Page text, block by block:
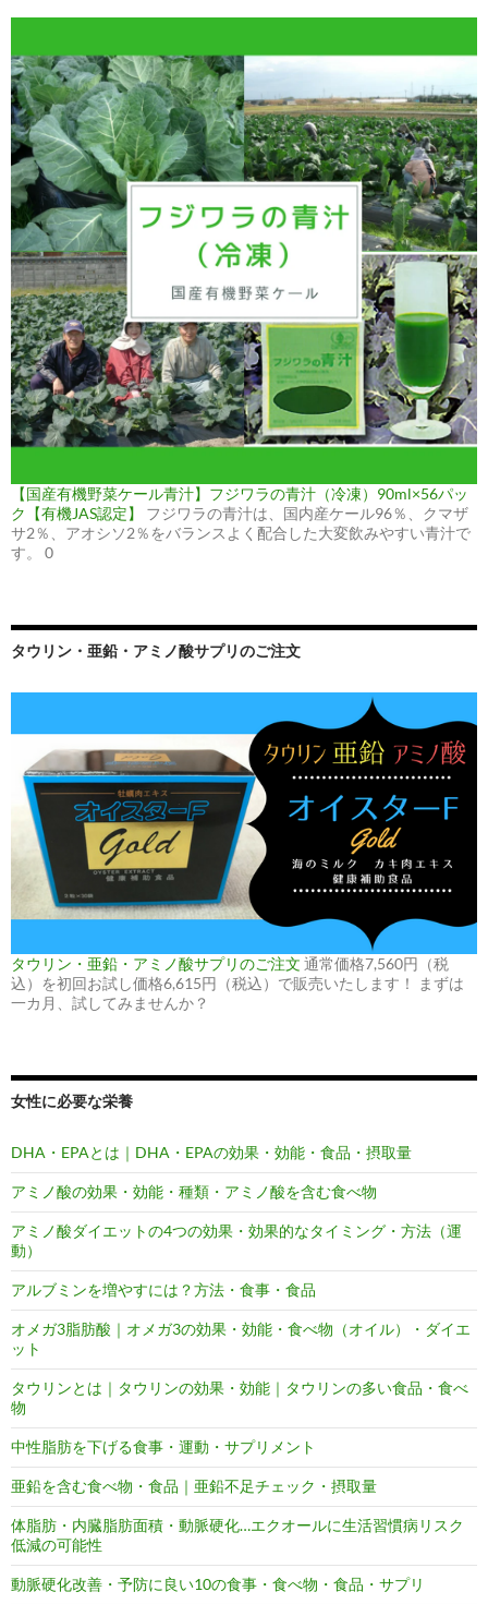
【国産有機野菜ケール青汁】フジワラの青汁（冷凍）90ml×56パッ
ク【有機JAS認定】
フジワラの青汁は、国内産ケール96％、クマザ
サ2％、アオシソ2％をバランスよく配合した大変飲みやすい青汁で
す。 0
タウリン・亜鉛・アミノ酸サプリのご注文
タウリン・亜鉛・アミノ酸サプリのご注文 通常価格7,560円（税
込）を初回お試し価格6,615円（税込）で販売いたします！ まずは
一カ月、試してみませんか？
女性に必要な栄養
DHA・EPAとは｜DHA・EPAの効果・効能・食品・摂取量
アミノ酸の効果・効能・種類・アミノ酸を含む食べ物
アミノ酸ダイエットの4つの効果・効果的なタイミング・方法（運
動）
アルブミンを増やすには？方法・食事・食品
オメガ3脂肪酸｜オメガ3の効果・効能・食べ物（オイル）・ダイエ
ット
タウリンとは｜タウリンの効果・効能｜タウリンの多い食品・食べ
物
中性脂肪を下げる食事・運動・サプリメント
亜鉛を含む食べ物・食品｜亜鉛不足チェック・摂取量
体脂肪・内臓脂肪面積・動脈硬化…エクオールに生活習慣病リスク
低減の可能性
動脈硬化改善・予防に良い10の食事・食べ物・食品・サプリ